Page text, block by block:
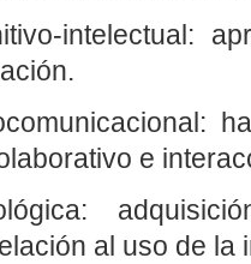
intelectual:
e
al uso de la